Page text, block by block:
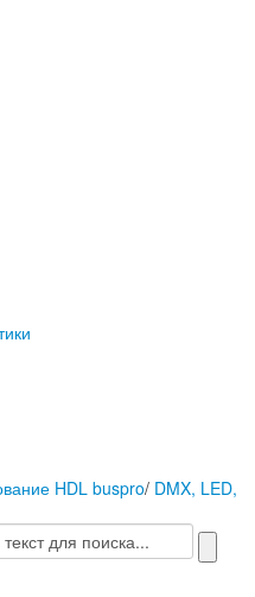
HDL buspro/ DMX, LED,